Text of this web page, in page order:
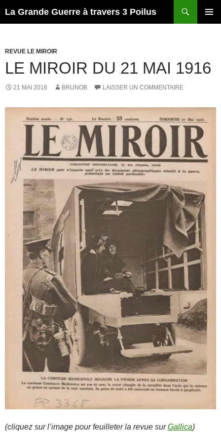
La Grande Guerre à travers 3 Poilus
REVUE LE MIROIR
LE MIROIR DU 21 MAI 1916
21 MAI 2016 BRUNOB LAISSER UN COMMENTAIRE
(cliquez sur l’image pour feuilleter la revue surGallica)